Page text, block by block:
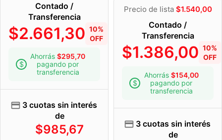
Contado /
Transferencia
$2.661,30 10%
OFF
Ahorrás $295,70
pagando por
transferencia
3 cuotas sin interés
de
$985,67
Precio de lista $1.540,00
Contado /
Transferencia
$1.386,00 10%
OFF
Ahorrás $154,00
pagando por
transferencia
3 cuotas sin interés
de